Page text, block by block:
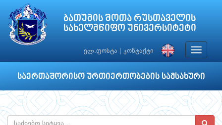
ბათუმის შოთა რუსთაველის
სახელმწიფო უნივერსიტეტი
ელ.ფოსტა კონტაქტი
Toggle
საერთაშორისო ურთიერთობების სამსახური